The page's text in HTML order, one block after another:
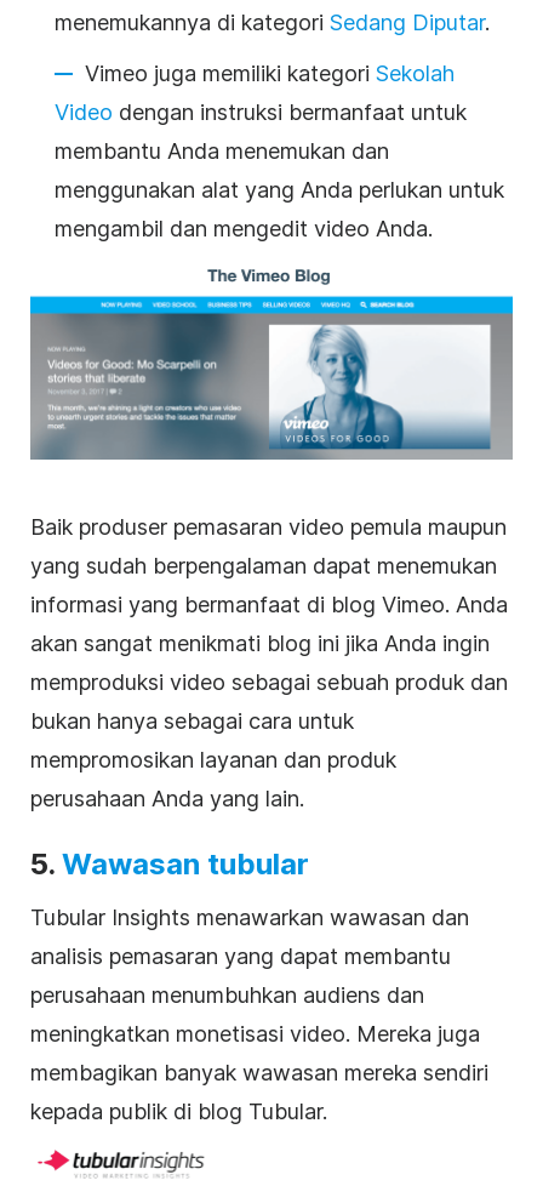
menemukannya di kategori Sedang Diputar.
Vimeo juga memiliki kategori Sekolah
Video dengan instruksi bermanfaat untuk
membantu Anda menemukan dan
menggunakan alat yang Anda perlukan untuk
mengambil dan mengedit video Anda.
Baik produser pemasaran video pemula maupun
yang sudah berpengalaman dapat menemukan
informasi yang bermanfaat di blog Vimeo. Anda
akan sangat menikmati blog ini jika Anda ingin
memproduksi video sebagai sebuah produk dan
bukan hanya sebagai cara untuk
mempromosikan layanan dan produk
perusahaan Anda yang lain.
5. Wawasan tubular
Tubular Insights menawarkan wawasan dan
analisis pemasaran yang dapat membantu
perusahaan menumbuhkan audiens dan
meningkatkan monetisasi video. Mereka juga
membagikan banyak wawasan mereka sendiri
kepada publik di blog Tubular.